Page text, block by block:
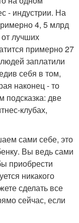
- индустрии. На
4, 5 млрд
лучших
примерно 27
заплатили
себя в том,
наконец - то
подсказка: две
клубах,
сами себе, это
Вы ведь сами
приобрести
никакого
сделать все
сейчас, если